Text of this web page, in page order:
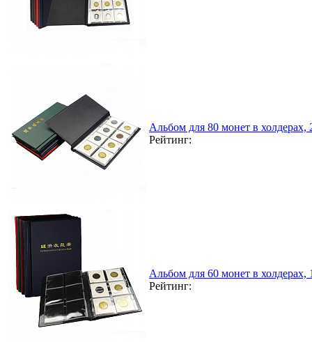
Альбом для 80 монет в
Рейтинг:
Альбом для 60 монет в
Рейтинг: